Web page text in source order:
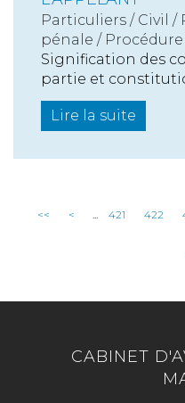
Particuliers / Civil /
pénale /
Signification des
partie et
Lire la suite
<< < ... 421 422
CABINET